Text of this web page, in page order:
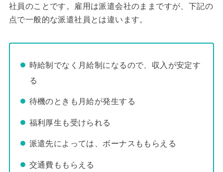
社員のことです。雇用は派遣会社のままですが、下記の
点で一般的な派遣社員とは違います。
時給制でなく月給制になるので、収入が安定す
る
待機のときも月給が発生する
福利厚生も受けられる
派遣先によっては、ボーナスももらえる
交通費ももらえる